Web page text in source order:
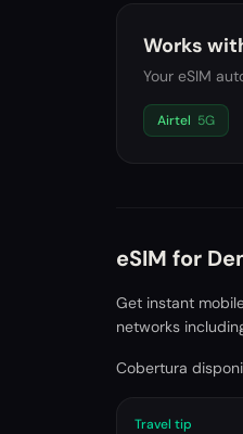
Works
Your eSIM
Airtel 5G
eSIM for
Get instant
networks
Cobertura
Travel tip